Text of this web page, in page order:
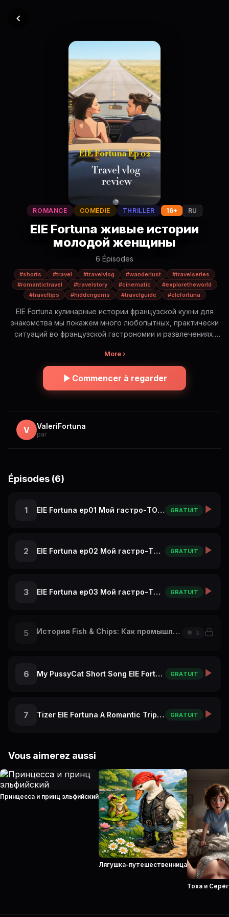
ROMANCE COMÉDIE THRILLER 16+ RU
ElE Fortuna живые истории
молодой женщины
6 Épisodes
#shorts #travel #travelvlog #wanderlust
#travelseries
#romantictravel
#travelstory #cinematic
#exploretheworld
#traveltips
#hiddengems #travelguide #elefortuna
ElE Fortuna кулинарные истории французской кухни для
знакомства мы покажем много любопытных, практически
ситуаций во французской гастрономии и развлечениях.
путешествие по самым красивым и иногда опасным
местам мира. Это не просто красивые виды. Это истории,
эмоции и правда о путешествиях: — где безопасно, а где
нет — сколько это стоит на самом деле — какую еду
истории в формате Shorts. Погрузись в атмосферу и
More ›
Commencer à regarder
V ValeriFortuna
par
Épisodes (6)
1 ElE Fortuna ep01 Мой гастро-ТОП в Париже: с чего начать GRATUIT
2 ElE Fortuna ep02 Мой гастро-ТОП в Париже: А Ты бы это съел? GRATUIT
3 ElE Fortuna ep03 Мой гастро-ТОП в Париже: крутой ресторан на Эльфелевой Башне GRATUIT
5 История Fish & Chips: Как промышленная революция накормила Британию! 🐟 5
6 My PussyCat Short Song ElE Fortuna Travel Vlog Re GRATUIT
7 Tizer ElE Fortuna A Romantic Trip to Paris GRATUIT
Vous aimerez aussi
Принцесса и принц эльфийский
Лягушка-путешественница
Тоха и